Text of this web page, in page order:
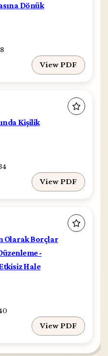
Dönük
View PDF
Kişilik
View PDF
Olarak Borçlar
-
Hale
View PDF